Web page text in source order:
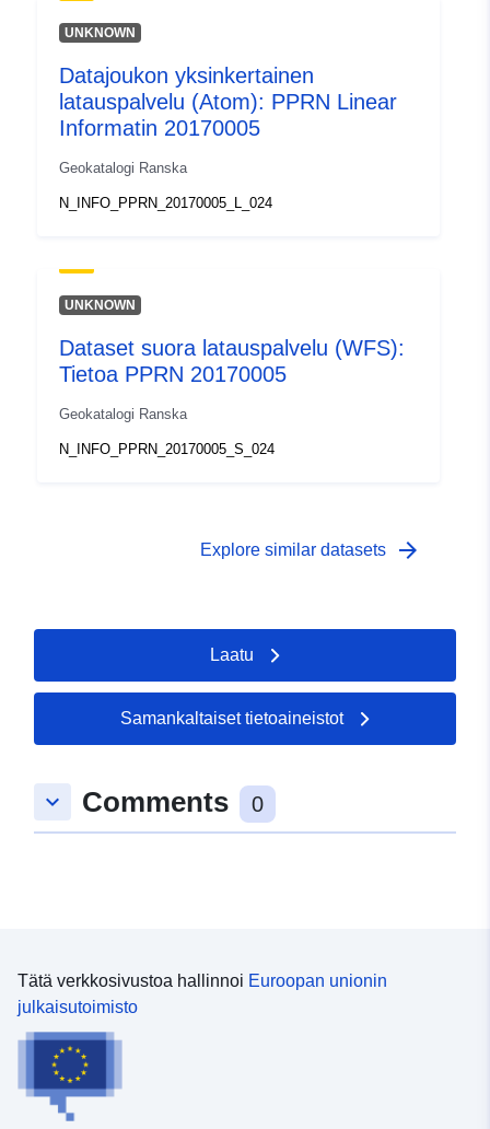
UNKNOWN
Datajoukon yksinkertainen
latauspalvelu (Atom): PPRN Linear
Informatin 20170005
Geokatalogi Ranska
N_INFO_PPRN_20170005_L_024
UNKNOWN
Dataset suora latauspalvelu (WFS):
Tietoa PPRN 20170005
Geokatalogi Ranska
N_INFO_PPRN_20170005_S_024
Explore similar datasets arrow_forward
Laatu
Samankaltaiset tietoaineistot
keyboard_arrow_down Comments 0
Tätä verkkosivustoa hallinnoi Euroopan unionin
julkaisutoimisto